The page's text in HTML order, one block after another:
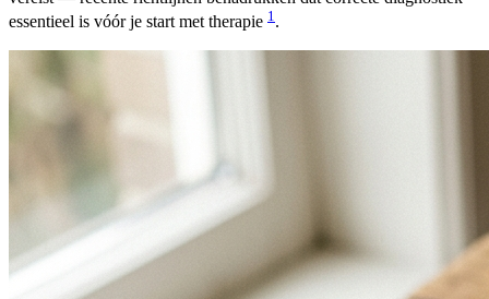
essentieel is vóór je start met therapie 1.